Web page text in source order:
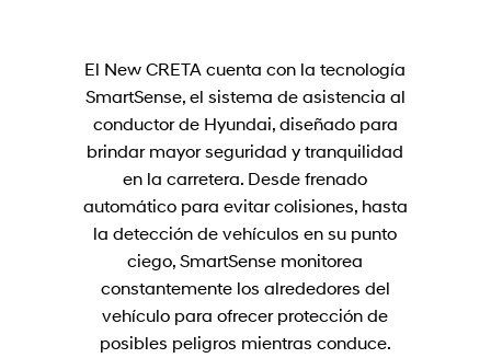
El New CRETA cuenta con la tecnología
SmartSense, el sistema de asistencia al
conductor de Hyundai, diseñado para
brindar mayor seguridad y tranquilidad
en la carretera. Desde frenado
automático para evitar colisiones, hasta
la detección de vehículos en su punto
ciego, SmartSense monitorea
constantemente los alrededores del
vehículo para ofrecer protección de
posibles peligros mientras conduce.